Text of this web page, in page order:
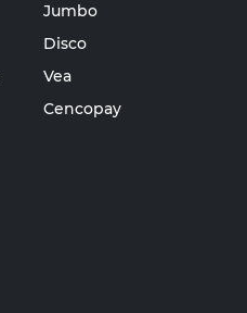
Jumbo
Disco
Vea
Cencopay